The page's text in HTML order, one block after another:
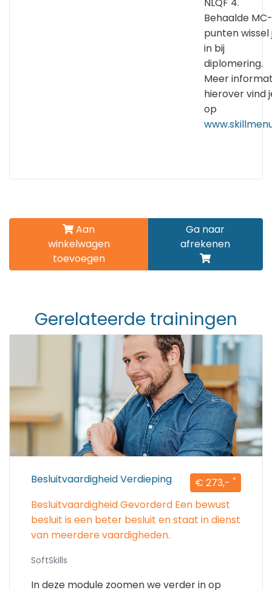
Behaalde MC-
punten wissel
in bij
diplomering.
Meer
hierover vind
op
Aan
winkelwagen
toevoegen
Ga naar
afrekenen
Gerelateerde trainingen
Besluitvaardigheid Verdieping € 273,- *
Besluitvaardigheid Gevorderd Een bewust
besluit is een beter besluit en staat in dienst
van meerdere vaardigheden.
SoftSkills
In deze module zoomen we verder in op